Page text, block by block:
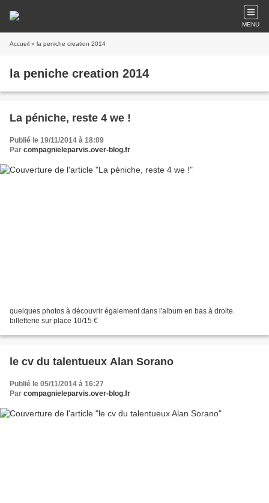
MENU
Accueil » la peniche creation 2014
la peniche creation 2014
La péniche, reste 4 we !
Publié le 19/11/2014 à 18:09
Par compagnieleparvis.over-blog.fr
quelques photos à découvrir également dans l'album en bas à droite.
billetterie sur place 10/15 €
le cv du talentueux Alan Sorano
Publié le 05/11/2014 à 16:27
Par compagnieleparvis.over-blog.fr